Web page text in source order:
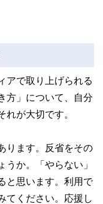
アで取り上げられる
方」について、自分
れが大切です。
ります。反省をその
うか。「やらない」
と思います。利用で
てください。応援し